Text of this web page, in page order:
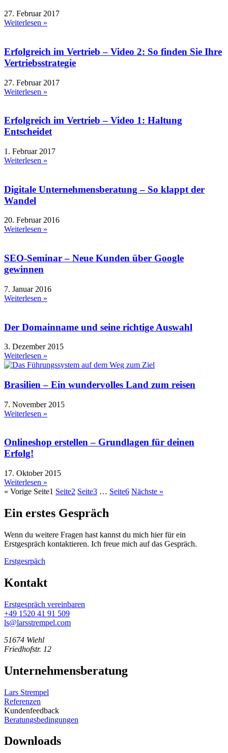
27. Februar 2017
Weiterlesen »
Erfolgreich im Vertrieb – Video 2: So finden Sie Ihre
Vertriebsstrategie
27. Februar 2017
Weiterlesen »
Erfolgreich im Vertrieb – Video 1: Haltung
Entscheidet
1. Februar 2017
Weiterlesen »
Digitale Unternehmensberatung – So klappt der
Wandel
20. Februar 2016
Weiterlesen »
SEO-Seminar – Neue Kunden über Google
gewinnen
7. Januar 2016
Weiterlesen »
Der Domainname und seine richtige Auswahl
3. Dezember 2015
Weiterlesen »
Brasilien – Ein wundervolles Land zum reisen
7. November 2015
Weiterlesen »
Onlineshop erstellen – Grundlagen für deinen
Erfolg!
17. Oktober 2015
Weiterlesen »
« Vorige Seite1 Seite2 Seite3 … Seite6 Nächste »
Ein erstes Gespräch
Wenn du weitere Fragen hast kannst du mich hier für ein
Erstgespräch kontaktieren. Ich freue mich auf das Gespräch.
Erstgesrpäch
Kontakt
Erstgespräch vereinbaren
+49 1520 41 91 509
ls@larsstrempel.com
51674 Wiehl
Friedhofstr. 12
Unternehmensberatung
Lars Strempel
Referenzen
Kundenfeedback
Beratungsbedingungen
Downloads